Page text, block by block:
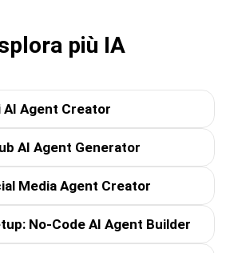
più IA
AI Agent Creator
AI Agent Generator
Media Agent Creator
No-Code AI Agent Builder